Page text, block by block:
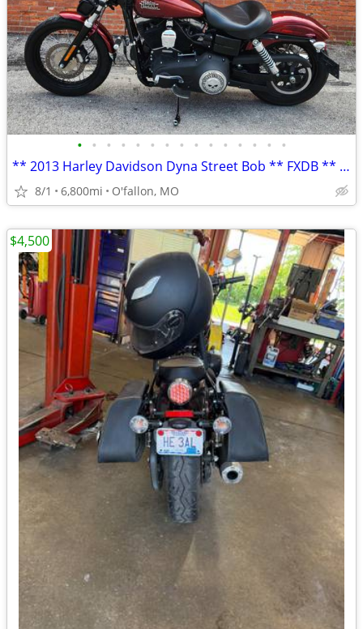
• • • • • • • • • • • • • • •
** 2013 Harley Davidson Dyna Street Bob ** FXDB ** only 6,800 mi **
8/1 6,800mi O'fallon, MO
$4,500